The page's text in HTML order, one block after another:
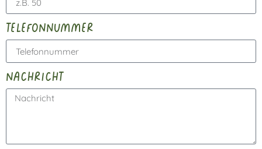
telefonnummer
nachricht